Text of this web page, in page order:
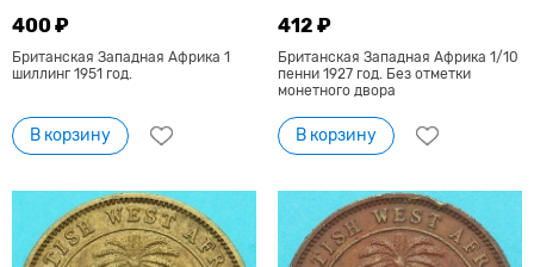
400 ₽
Британская Западная Африка 1
шиллинг 1951 год.
В корзину
412 ₽
Британская Западная Африка 1/10
пенни 1927 год. Без отметки
монетного двора
В корзину